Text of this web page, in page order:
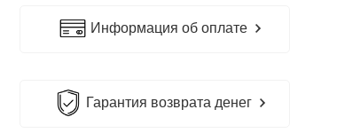
Информация об оплате
Гарантия возврата денег